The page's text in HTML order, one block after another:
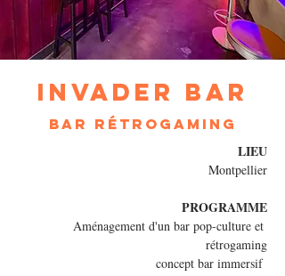
Invader Bar
Bar rétrogaming
LIEU
Montpellier
PROGRAMME
Aménagement d'un bar pop-culture et
rétrogaming
concept bar immersif